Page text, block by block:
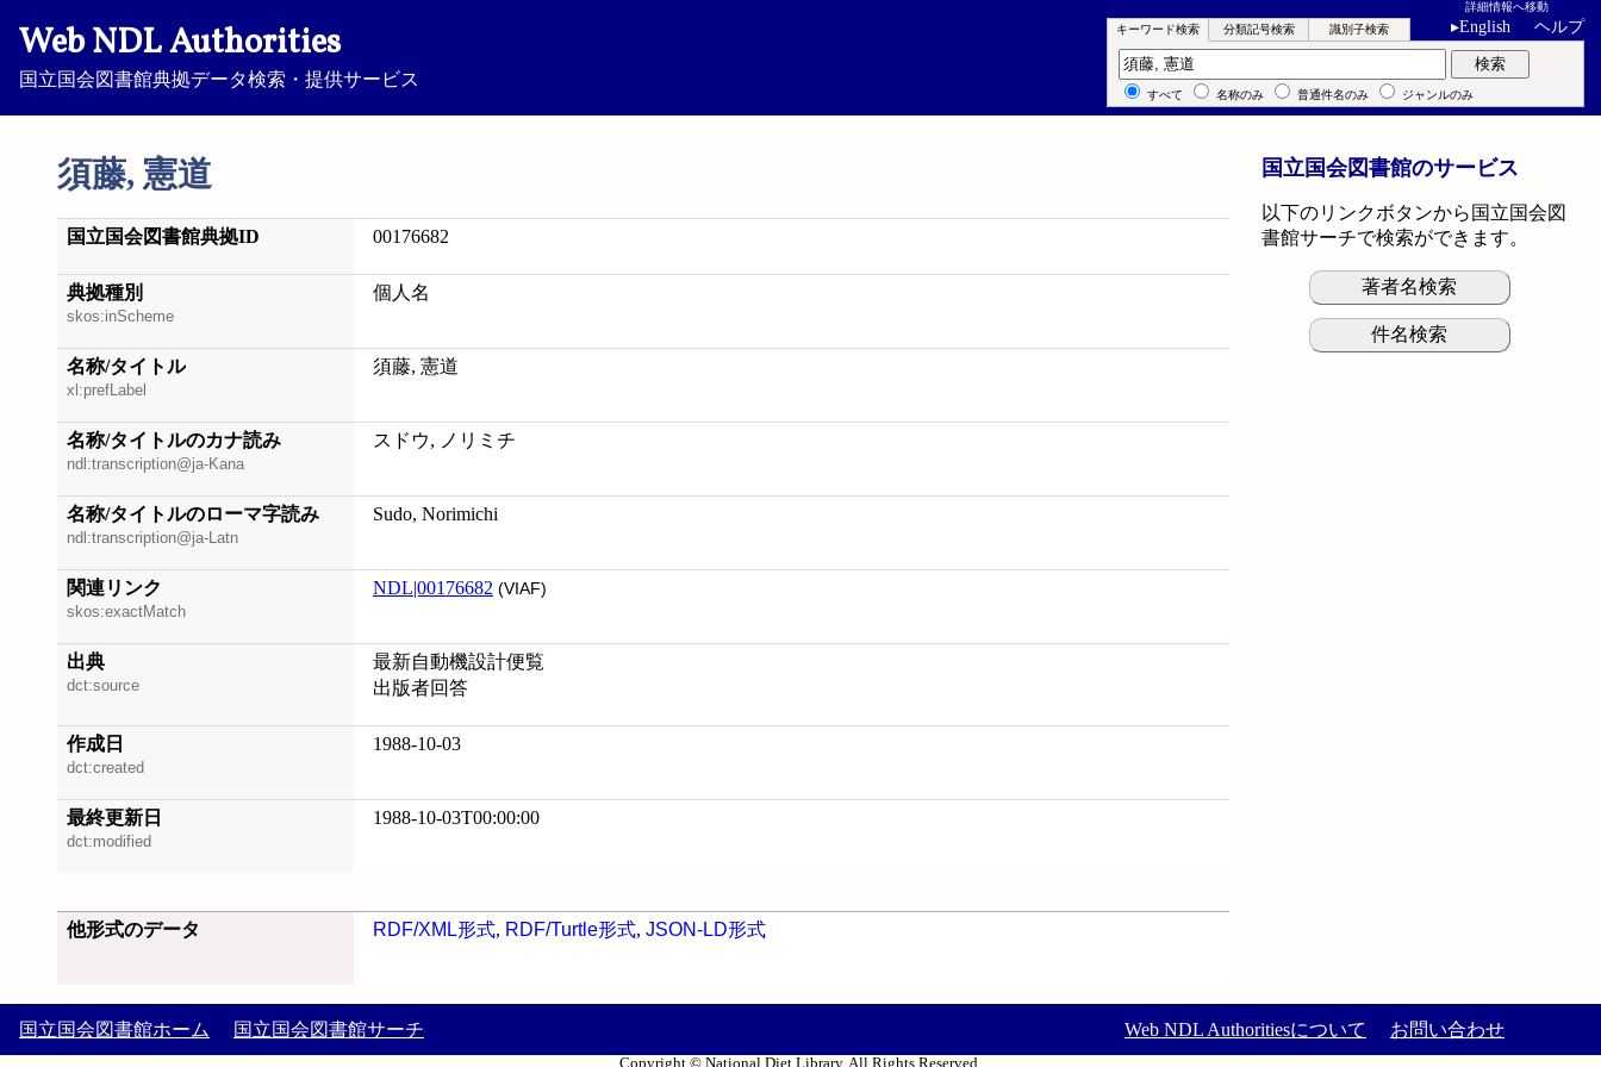
Web NDL Authorities
国立国会図書館典拠データ検索・提供サービス
詳細情報へ移動
▸English ヘルプ
須藤, 憲道
キーワード検索 分類記号検索 識別子検索
キーワード検索 検索
すべて 名称のみ 普通件名のみ ジャンルのみ
国立国会図書館典拠ID 00176682
典拠種別
skos:inScheme
個人名
名称/タイトル
xl:prefLabel
須藤, 憲道
名称/タイトルのカナ読み
ndl:transcription@ja-Kana
スドウ, ノリミチ
名称/タイトルのローマ字読み
ndl:transcription@ja-Latn
Sudo, Norimichi
関連リンク
skos:exactMatch
NDL|00176682 (VIAF)
出典
dct:source
最新自動機設計便覧
出版者回答
作成日
dct:created
1988-10-03
最終更新日
dct:modified
1988-10-03T00:00:00
他形式のデータ RDF/XML形式, RDF/Turtle形式, JSON-LD形式
国立国会図書館のサービス
以下のリンクボタンから国立国会図
書館サーチで検索ができます。
著者名検索
件名検索
国立国会図書館ホーム 国立国会図書館サーチ Web NDL Authoritiesについて お問い合わせ